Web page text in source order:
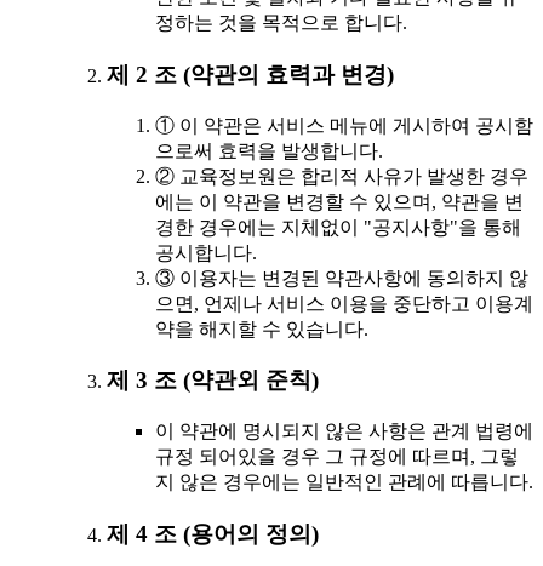
정하는 것을 목적으로 합니다.
제 2 조 (약관의 효력과 변경)
① 이 약관은 서비스 메뉴에 게시하여 공시함
으로써 효력을 발생합니다.
② 교육정보원은 합리적 사유가 발생한 경우
에는 이 약관을 변경할 수 있으며, 약관을 변
경한 경우에는 지체없이 "공지사항"을 통해
공시합니다.
③ 이용자는 변경된 약관사항에 동의하지 않
으면, 언제나 서비스 이용을 중단하고 이용계
약을 해지할 수 있습니다.
제 3 조 (약관외 준칙)
이 약관에 명시되지 않은 사항은 관계 법령에
규정 되어있을 경우 그 규정에 따르며, 그렇
지 않은 경우에는 일반적인 관례에 따릅니다.
제 4 조 (용어의 정의)